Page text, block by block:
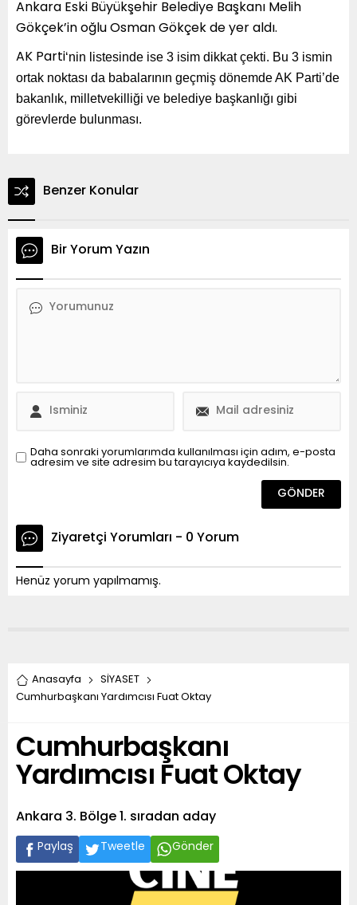
Ankara Eski Büyükşehir Belediye Başkanı Melih
Gökçek’in oğlu Osman Gökçek de yer aldı.
AK Parti‘nin listesinde ise 3 isim dikkat çekti. Bu 3 ismin
ortak noktası da babalarının geçmiş dönemde AK Parti’de
bakanlık, milletvekilliği ve belediye başkanlığı gibi
görevlerde bulunması.
Benzer Konular
Bir Yorum Yazın
Daha sonraki yorumlarımda kullanılması için adım, e-posta
adresim ve site adresim bu tarayıcıya kaydedilsin.
Ziyaretçi Yorumları - 0 Yorum
Henüz yorum yapılmamış.
Anasayfa
SİYASET
Cumhurbaşkanı Yardımcısı Fuat Oktay
Cumhurbaşkanı
Yardımcısı Fuat Oktay
Ankara 3. Bölge 1. sıradan aday
Paylaş Tweetle Gönder